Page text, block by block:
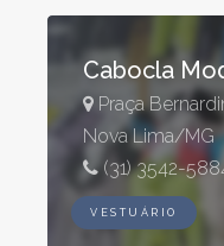
VESTUÁRIO
Cabocla
Praça
Nova Lima/MG
(31) 3542-